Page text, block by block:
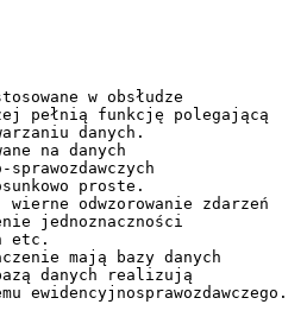
w obsłudze
pełnią funkcję polegającą
danych.
na danych
proste.
wierne odwzorowanie zdarzeń
jednoznaczności
etc.
mają bazy danych
danych realizują
ewidencyjnosprawozdawczego.